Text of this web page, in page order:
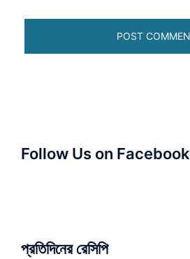
Follow Us on Facebook
প্রতিদিনের রেসিপি